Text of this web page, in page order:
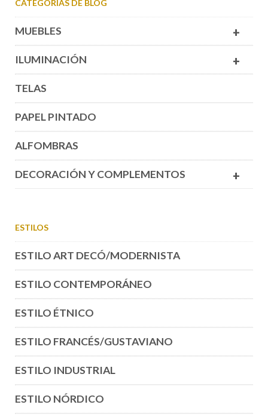
CATEGORÍAS DE BLOG
+
MUEBLES
+
ILUMINACIÓN
TELAS
PAPEL PINTADO
ALFOMBRAS
+
DECORACIÓN Y COMPLEMENTOS
ESTILOS
ESTILO ART DECÓ/MODERNISTA
ESTILO CONTEMPORÁNEO
ESTILO ÉTNICO
ESTILO FRANCÉS/GUSTAVIANO
ESTILO INDUSTRIAL
ESTILO NÓRDICO